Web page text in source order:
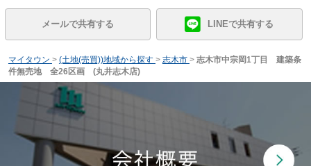
メールで共有する LINEで共有する
マイタウン > (土地(売買))地域から探す > 志木市 > 志木市中宗岡1丁目 建築条
件無売地 全26区画 (丸井志木店)